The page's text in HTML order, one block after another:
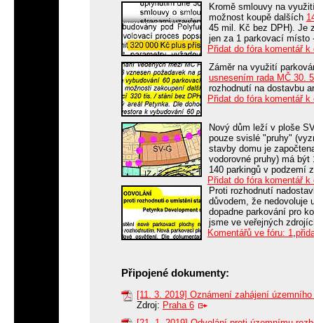
Kromě smlouvy na
možnost koupě dalších
45 mil. Kč bez DPH). Je
jen za 1 parkovací místo
Přidat do fóra komentář k
Záměr na využití
usnesením rada MČ 30.
rozhodnutí na dostavbu
Přidat do fóra komentář k
Nový dům leží v ploše
pouze svislé "pruhy"
stavby domu je
vodorovné pruhy) má
140 parkingů v podzemí
Přidat do fóra komentář k
Proti rozhodnutí
důvodem, že nedovoluje
dopadne parkování pro
jsme ve veřejných
Komentářů ve fóru: 1,
Připojené dokumenty:
[11. 3. 2019] Oznámení zahájení
Zdroj: Praha 6